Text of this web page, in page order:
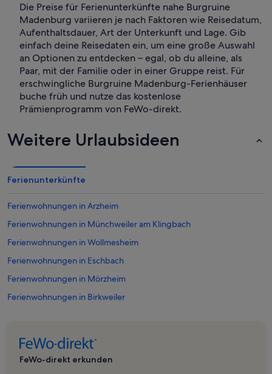
Die Preise für Ferienunterkünfte nahe Burgruine
Madenburg variieren je nach Faktoren wie Reisedatum,
Aufenthaltsdauer, Art der Unterkunft und Lage. Gib
einfach deine Reisedaten ein, um eine große Auswahl
an Optionen zu entdecken – egal, ob du alleine, als
Paar, mit der Familie oder in einer Gruppe reist. Für
erschwingliche Burgruine Madenburg-Ferienhäuser
buche früh und nutze das kostenlose
Prämienprogramm von FeWo-direkt.
Weitere Urlaubsideen
Ferienunterkünfte
Ferienwohnungen in Arzheim
Ferienwohnungen in Münchweiler am Klingbach
Ferienwohnungen in Wollmesheim
Ferienwohnungen in Eschbach
Ferienwohnungen in Mörzheim
Ferienwohnungen in Birkweiler
Ferienwohnungen in Klingenmünster
FeWo-direkt erkunden